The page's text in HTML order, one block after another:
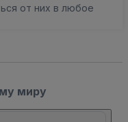
от них в любое
миру